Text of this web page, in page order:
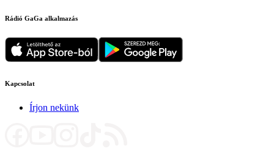
Rádió GaGa alkalmazás
Kapcsolat
Írjon nekünk